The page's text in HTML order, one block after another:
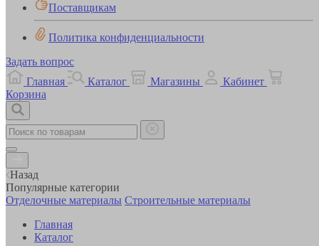
Поставщикам
Политика конфиденциальности
Задать вопрос
Главная
Каталог Магазины
Кабинет
Корзина
Назад
Популярные категории
Отделочные материалы Строительные материалы
Главная
Каталог